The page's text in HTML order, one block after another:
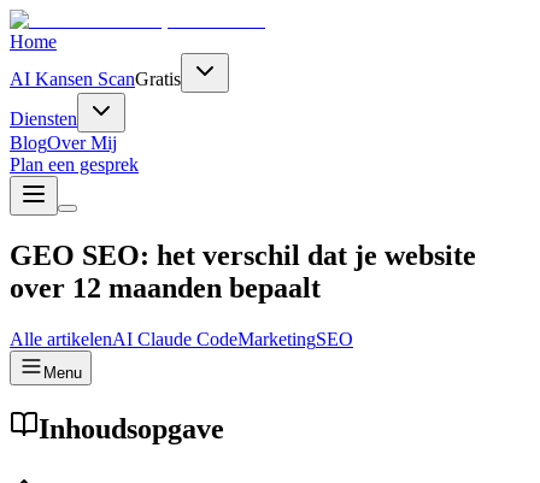
Home
AI Kansen ScanGratis
Diensten
BlogOver Mij
Plan een gesprek
GEO SEO: het verschil dat je website
over 12 maanden bepaalt
Alle artikelenAI Claude CodeMarketingSEO
Menu
Inhoudsopgave